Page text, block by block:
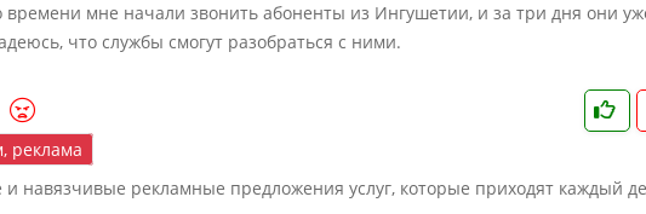
времени мне начали звонить абоненты из Ингушетии, и за три дня они
что службы смогут разобраться с ними.
реклама
и навязчивые рекламные предложения услуг, которые приходят каждый